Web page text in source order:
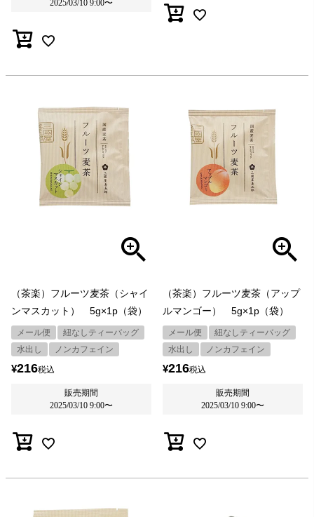
2025/03/10 9:00〜
（茶楽）フルーツ麦茶（シャイ
ンマスカット） 5g×1p（袋）
メール便
紐なしティーバッグ
水出し
ノンカフェイン
¥216税込
販売期間
2025/03/10 9:00〜
（茶楽）フルーツ麦茶（アップ
ルマンゴー） 5g×1p（袋）
メール便
紐なしティーバッグ
水出し
ノンカフェイン
¥216税込
販売期間
2025/03/10 9:00〜